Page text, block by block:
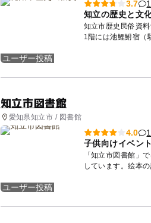
ユーザー投稿
3.7
知立の歴史と文
知立市歴史民俗資
1階には池鯉鮒宿（
知立市図書館
愛知県知立市 / 図書館
ユーザー投稿
4.0
子供向けイベン
「知立市図書館」
しています。絵本